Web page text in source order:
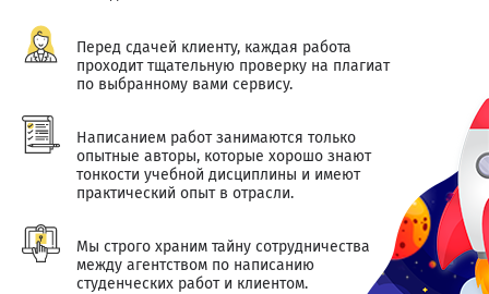
Перед сдачей клиенту, каждая работа
проходит тщательную проверку на плагиат
по выбранному вами сервису.
Написанием работ занимаются только
опытные авторы, которые хорошо знают
тонкости учебной дисциплины и имеют
практический опыт в отрасли.
Мы строго храним тайну сотрудничества
между агентством по написанию
студенческих работ и клиентом.